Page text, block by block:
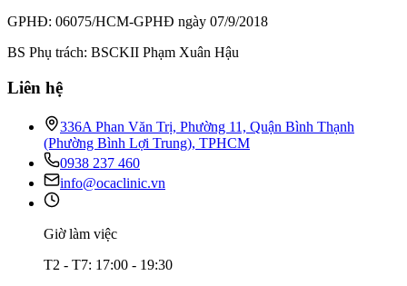
GPHĐ: 06075/HCM-GPHĐ ngày 07/9/2018
BS Phụ trách: BSCKII Phạm Xuân Hậu
Liên hệ
336A Phan Văn Trị, Phường 11, Quận Bình Thạnh
(Phường Bình Lợi Trung), TPHCM
0938 237 460
info@ocaclinic.vn
Giờ làm việc
T2 - T7: 17:00 - 19:30